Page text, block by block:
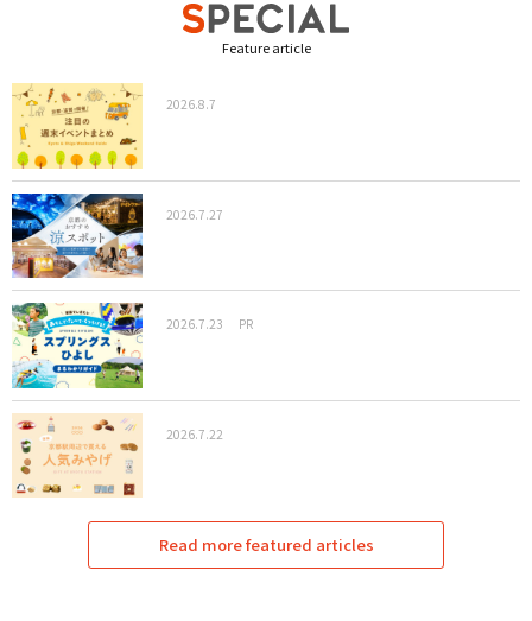
Feature article
2026.8.7
2026.7.27
2026.7.23 PR
2026.7.22
Read more featured articles